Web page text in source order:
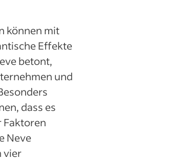
können mit
Effekte
betont,
und
dass es
Faktoren
Neve
vier